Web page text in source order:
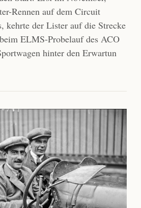
Rennen auf dem Circuit
kehrte der Lister auf die Strecke
ELMS-Probelauf des ACO
hinter den Erwartun